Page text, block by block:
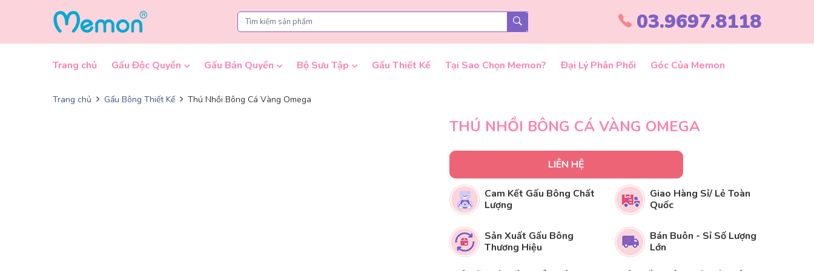
03.9697.8118
Trang chủ Gấu Độc Quyền Gấu Bản Quyền Bộ Sưu Tập Gấu Thiết Kế Tại Sao Chọn Memon? Đại Lý Phân Phối Góc Của Memon
Trang chủ Gấu Bông Thiết Kế Thú Nhồi Bông Cá Vàng Omega
THÚ NHỒI BÔNG CÁ VÀNG OMEGA
LIÊN HỆ
Cam Kết Gấu Bông Chất
Lượng
Giao Hàng Sỉ/ Lẻ Toàn
Quốc
Sản Xuất Gấu Bông
Thương Hiệu
Bán Buôn - Sỉ Số Lượng
Lớn